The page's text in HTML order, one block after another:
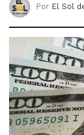
Por El Sol